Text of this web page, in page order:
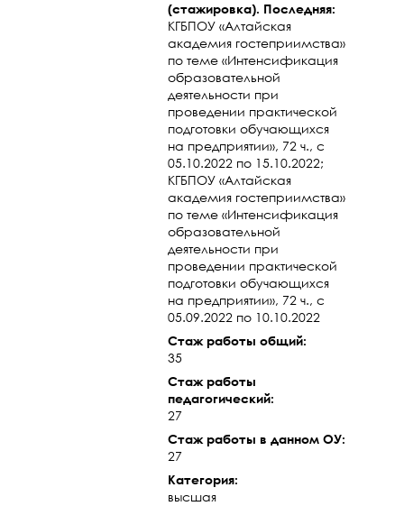
(стажировка). Последняя:
КГБПОУ «Алтайская
академия гостеприимства»
по теме «Интенсификация
образовательной
деятельности при
проведении практической
подготовки обучающихся
на предприятии», 72 ч., с
05.10.2022 по 15.10.2022;
КГБПОУ «Алтайская
академия гостеприимства»
по теме «Интенсификация
образовательной
деятельности при
проведении практической
подготовки обучающихся
на предприятии», 72 ч., с
05.09.2022 по 10.10.2022
Стаж работы общий:
35
Стаж работы
педагогический:
27
Стаж работы в данном ОУ:
27
Категория:
высшая